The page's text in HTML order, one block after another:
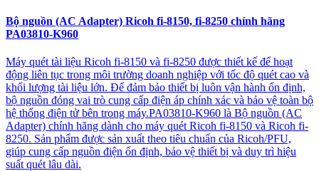
Bộ nguồn (AC Adapter) Ricoh fi-8150, fi-8250 chính hãng
PA03810-K960
Máy quét tài liệu Ricoh fi-8150 và fi-8250 được thiết kế để hoạt
động liên tục trong môi trường doanh nghiệp với tốc độ quét cao và
khối lượng tài liệu lớn. Để đảm bảo thiết bị luôn vận hành ổn định,
bộ nguồn đóng vai trò cung cấp điện áp chính xác và bảo vệ toàn bộ
hệ thống điện tử bên trong máy.PA03810-K960 là Bộ nguồn (AC
Adapter) chính hãng dành cho máy quét Ricoh fi-8150 và Ricoh fi-
8250. Sản phẩm được sản xuất theo tiêu chuẩn của Ricoh/PFU,
giúp cung cấp nguồn điện ổn định, bảo vệ thiết bị và duy trì hiệu
suất quét lâu dài.